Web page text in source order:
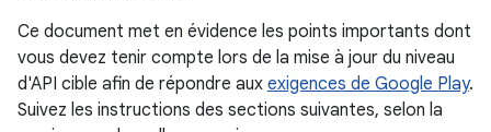
Ce document met en évidence les points importants dont
vous devez tenir compte lors de la mise à jour du niveau
d'API cible afin de répondre aux exigences de Google Play.
Suivez les instructions des sections suivantes, selon la